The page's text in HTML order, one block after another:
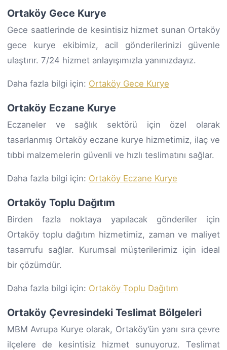
Ortaköy Gece Kurye
Gece saatlerinde de kesintisiz hizmet sunan Ortaköy
gece kurye ekibimiz, acil gönderilerinizi güvenle
ulaştırır. 7/24 hizmet anlayışımızla yanınızdayız.
Daha fazla bilgi için: Ortaköy Gece Kurye
Ortaköy Eczane Kurye
Eczaneler ve sağlık sektörü için özel olarak
tasarlanmış Ortaköy eczane kurye hizmetimiz, ilaç ve
tıbbi malzemelerin güvenli ve hızlı teslimatını sağlar.
Daha fazla bilgi için: Ortaköy Eczane Kurye
Ortaköy Toplu Dağıtım
Birden fazla noktaya yapılacak gönderiler için
Ortaköy toplu dağıtım hizmetimiz, zaman ve maliyet
tasarrufu sağlar. Kurumsal müşterilerimiz için ideal
bir çözümdür.
Daha fazla bilgi için: Ortaköy Toplu Dağıtım
Ortaköy Çevresindeki Teslimat Bölgeleri
MBM Avrupa Kurye olarak, Ortaköy’ün yanı sıra çevre
ilçelere de kesintisiz hizmet sunuyoruz. Teslimat